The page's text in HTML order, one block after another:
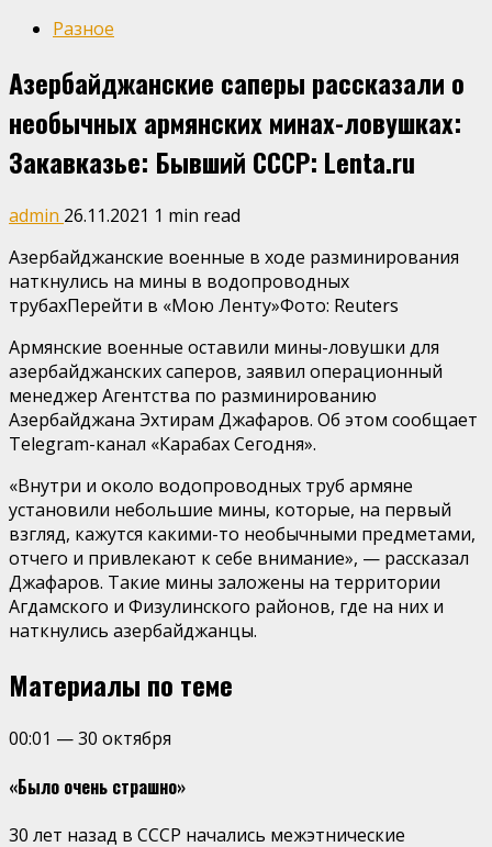
Разное
Азербайджанские саперы рассказали о
необычных армянских минах-ловушках:
Закавказье: Бывший СССР: Lenta.ru
admin 26.11.2021 1 min read
Азербайджанские военные в ходе разминирования
наткнулись на мины в водопроводных
трубахПерейти в «Мою Ленту»Фото: Reuters
Армянские военные оставили мины-ловушки для
азербайджанских саперов, заявил операционный
менеджер Агентства по разминированию
Азербайджана Эхтирам Джафаров. Об этом сообщает
Telegram-канал «Карабах Сегодня».
«Внутри и около водопроводных труб армяне
установили небольшие мины, которые, на первый
взгляд, кажутся какими-то необычными предметами,
отчего и привлекают к себе внимание», — рассказал
Джафаров. Такие мины заложены на территории
Агдамского и Физулинского районов, где на них и
наткнулись азербайджанцы.
Материалы по теме
00:01 —30 октября
«Было очень страшно»
30 лет назад в СССР начались межэтнические